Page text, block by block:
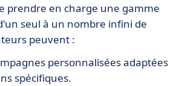
prendre en charge une gamme
seul à un nombre infini de
peuvent :
personnalisées adaptées
spécifiques.